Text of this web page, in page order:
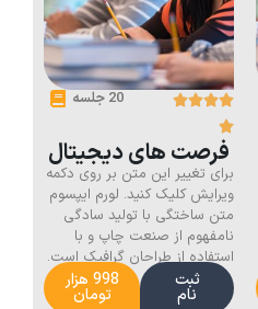
20 جلسه
فرصت های دیجیتال
برای تغییر این متن بر روی دکمه
ویرایش کلیک کنید. لورم ایپسوم
متن ساختگی با تولید سادگی
نامفهوم از صنعت چاپ و با
استفاده از طراحان گرافیک است.
ثبت
نام
998 هزار
تومان